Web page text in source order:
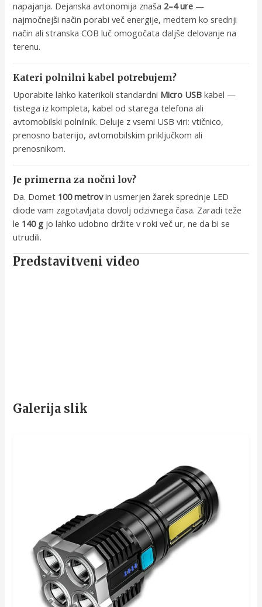
napajanja. Dejanska avtonomija znaša 2–4 ure —
najmočnejši način porabi več energije, medtem ko srednji
način ali stranska COB luč omogočata daljše delovanje na
terenu.
Kateri polnilni kabel potrebujem?
Uporabite lahko katerikoli standardni Micro USB kabel —
tistega iz kompleta, kabel od starega telefona ali
avtomobilski polnilnik. Deluje z vsemi USB viri: vtičnico,
prenosno baterijo, avtomobilskim priključkom ali
prenosnikom.
Je primerna za nočni lov?
Da. Domet 100 metrovin usmerjen žarek sprednje LED
diode vam zagotavljata dovolj odzivnega časa. Zaradi teže
le 140 g jo lahko udobno držite v roki več ur, ne da bi se
utrudili.
Predstavitveni video
Galerija slik